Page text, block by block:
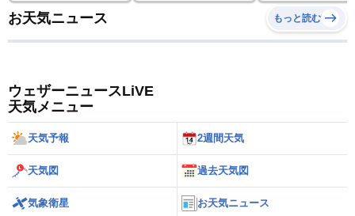
お天気ニュース もっと読む
ウェザーニュースLiVE
天気メニュー
天気予報 2週間天気
天気図 過去天気図
気象衛星 お天気ニュース